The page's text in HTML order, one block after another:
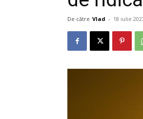
De către Vlad - 18 iulie